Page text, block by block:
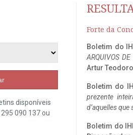
disponíveis
090 137 ou
Forte da
Boletim do
ARQUIVOS
Artur
Boletim do
prezente
d’aquelles
Boletim do